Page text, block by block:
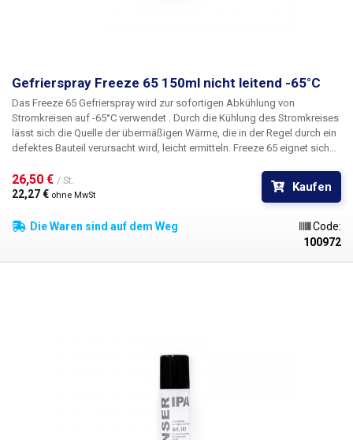
Gefrierspray Freeze 65 150ml nicht leitend -65°C
Das Freeze 65 Gefrierspray wird zur sofortigen Abkühlung von
Stromkreisen auf -65°C verwendet . Durch die Kühlung des Stromkreises
lässt sich die Quelle der übermäßigen Wärme, die in der Regel durch ein
defektes Bauteil verursacht wird, leicht ermitteln. Freeze 65 eignet sich
und schützt sie so vor Zerstörung. Darüber hinaus kann Freeze 65 zum
Prüfen und Justieren von Thermoschaltern, Thermistoren,
kann auch zur Erkennung kalter Gelenke verwendet werden.
26,50 € / St.
22,27 € ohne MwSt
Kaufen
Die Waren sind auf dem Weg
Code:
100972